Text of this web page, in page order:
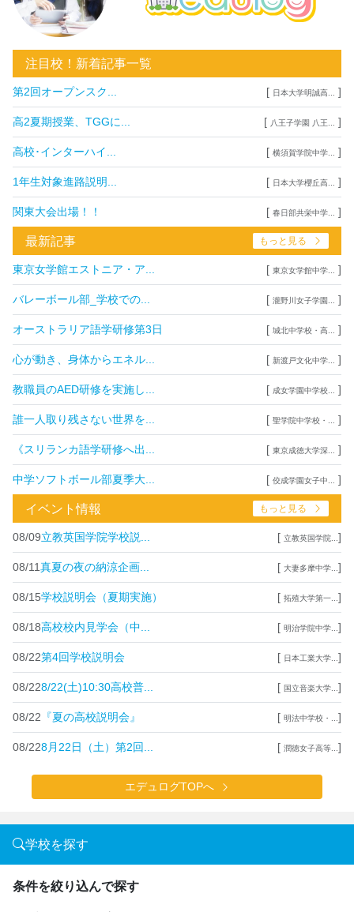
注目校！新着記事一覧
第2回オープンスク... [ 日本大学明誠高... ]
高2夏期授業、TGGに... [ 八王子学園 八王... ]
高校･インターハイ... [ 横須賀学院中学... ]
1年生対象進路説明... [ 日本大学櫻丘高... ]
関東大会出場！！ [ 春日部共栄中学... ]
最新記事 もっと見る
東京女学館エストニア・ア... [ 東京女学館中学... ]
バレーボール部_学校での... [ 瀧野川女子学園... ]
オーストラリア語学研修第3日 [ 城北中学校・高... ]
心が動き、身体からエネル... [ 新渡戸文化中学... ]
教職員のAED研修を実施し... [ 成女学園中学校... ]
誰一人取り残さない世界を... [ 聖学院中学校・... ]
《スリランカ語学研修へ出... [ 東京成徳大学深... ]
中学ソフトボール部夏季大... [ 佼成学園女子中... ]
イベント情報 もっと見る
08/09立教英国学院学校説... [ 立教英国学院...]
08/11真夏の夜の納涼企画... [ 大妻多摩中学...]
08/15学校説明会（夏期実施） [ 拓殖大学第一...]
08/18高校校内見学会（中... [ 明治学院中学...]
08/22第4回学校説明会 [ 日本工業大学...]
08/228/22(土)10:30高校普... [ 国立音楽大学...]
08/22 『夏の高校説明会』 [ 明法中学校・...]
08/228月22日（土）第2回... [ 潤徳女子高等...]
エデュログTOPへ
学校を探す
条件を絞り込んで探す